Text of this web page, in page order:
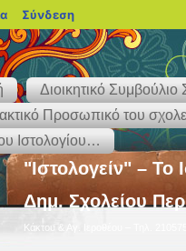
Διοικητικό
Προσωπικό του
Ιστολογίου…
"Ιστολογείν" – Το
Δημ. Σχολείου
Κάκτου & Αγ. Ιεροθέου – Τηλ.
blogs.sch.gr
Σύνδεση